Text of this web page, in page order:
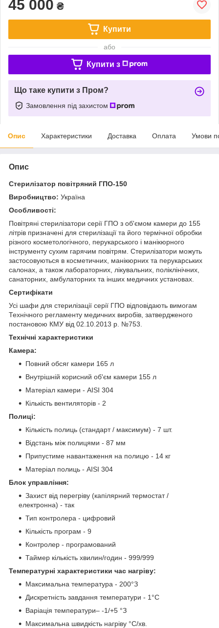
45 000 ₴
Купити
або
Купити з
Що таке купити з Пром?
Замовлення під захистом
Опис Характеристики Доставка Оплата Умови
Опис
Стерилізатор повітряний ГПО-150
Виробництво: Україна
Особливості:
Повітряні стерилізатори серії ГПО з об'ємом камери до 155
літрів призначені для стерилізації та його термічної обробки
різного косметологічного, перукарського і манікюрного
інструменту сухим гарячим повітрям. Стерилізатори можуть
застосовуються в косметичних, манікюрних та перукарських
салонах, а також лабораторних, лікувальних, поліклінічних,
санаторних, амбулаторних та інших медичних установах.
Сертифікати
Усі шафи для стерилізації серії ГПО відповідають вимогам
Технічного регламенту медичних виробів, затвердженого
постановою КМУ від 02.10.2013 р. №753.
Технічні характеристики
Камера:
Повний обсяг камери 165 л
Внутрішній корисний об'єм камери 155 л
Матеріал камери - AISI 304
Кількість вентиляторів - 2
Полиці:
Кількість полиць (стандарт / максимум) - 7 шт.
Відстань між полицями - 87 мм
Припустиме навантаження на полицю - 14 кг
Матеріал полиць - AISI 304
Блок управління:
Захист від перегріву (капілярний термостат /
електронна) - так
Тип контролера - цифровий
Кількість програм - 9
Контролер - програмований
Таймер кількість хвилин/годин - 999/999
Температурні характеристики час нагріву:
Максимальна температура - 200°З
Дискретність завдання температури - 1°С
Варіація температури– -1/+5 °З
Максимальна швидкість нагріву °С/хв.